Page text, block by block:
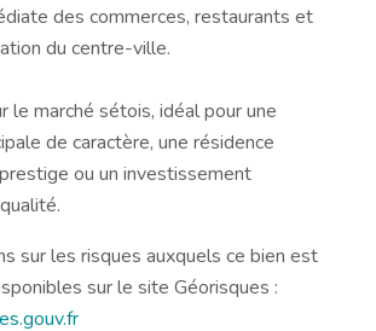
des commerces, restaurants et
du centre-ville.
le marché sétois, idéal pour une
de caractère, une résidence
ou un investissement
sur les risques auxquels ce bien est
sur le site Géorisques :